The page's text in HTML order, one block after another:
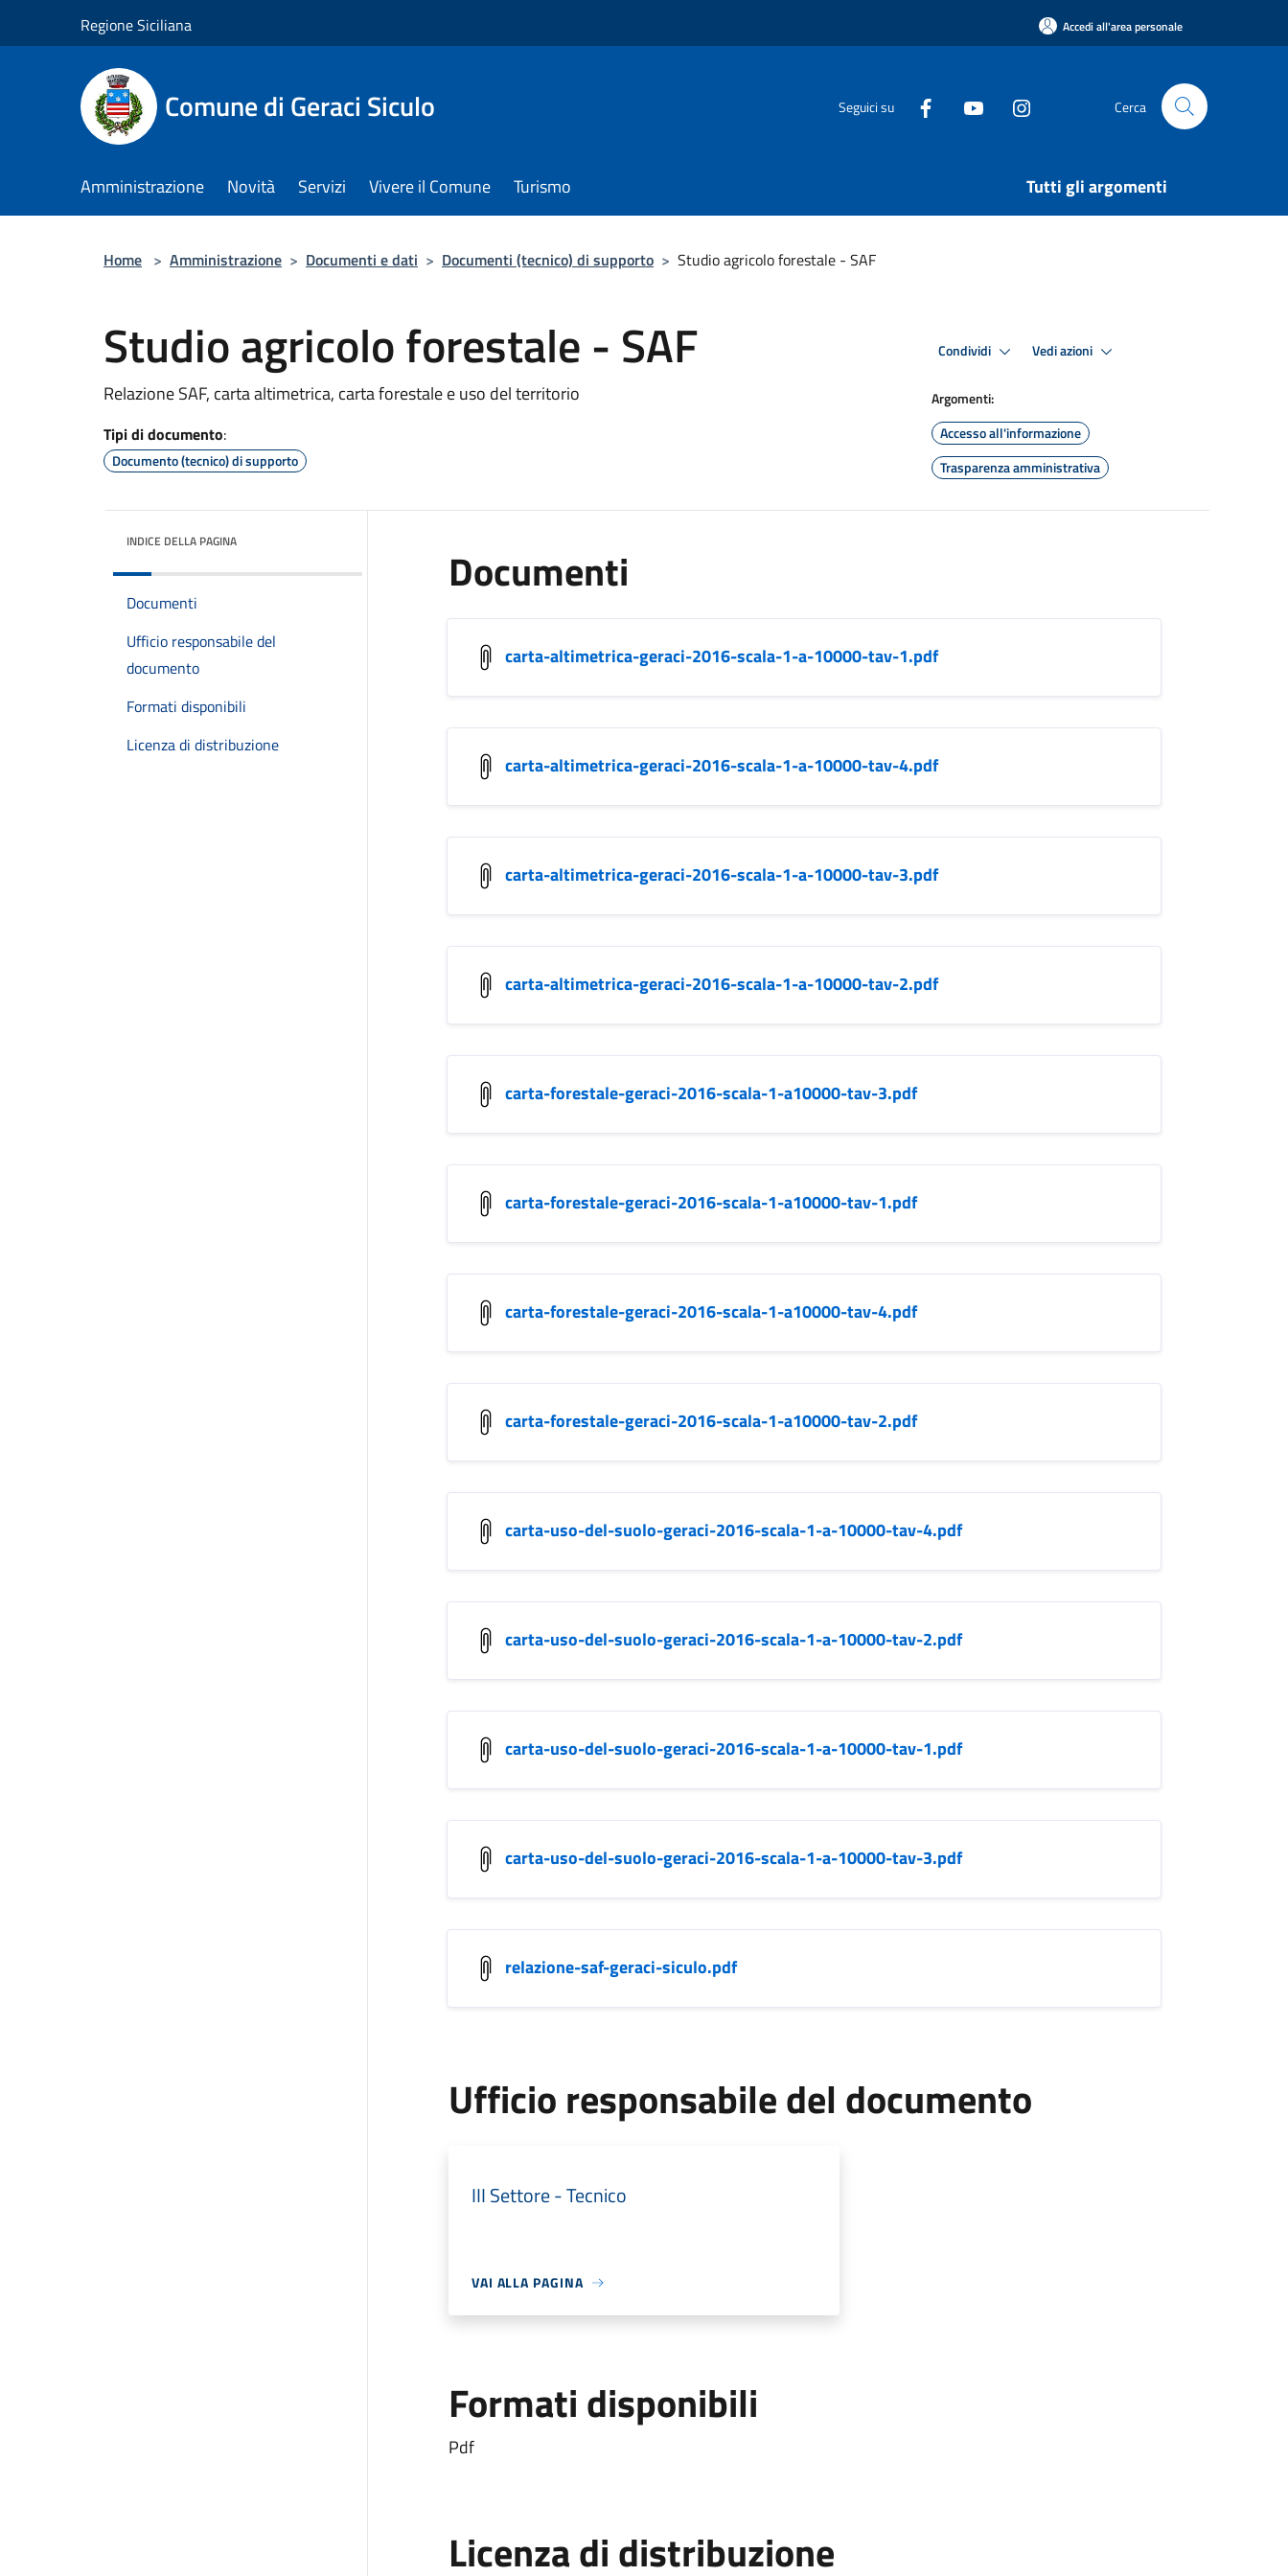
Regione Siciliana Accedi all'area personale
Comune di Geraci Siculo Seguici su Cerca
Amministrazione Novità Servizi Vivere il Comune Turismo Tutti gli argomenti
Home > Amministrazione > Documenti e dati > Documenti (tecnico) di supporto > Studio agricolo forestale - SAF
Studio agricolo forestale - SAF
Relazione SAF, carta altimetrica, carta forestale e uso del territorio
Tipi di documento:
Documento (tecnico) di supporto
Condividi Vedi azioni
Argomenti:
Accesso all'informazione
Trasparenza amministrativa
INDICE DELLA PAGINA
Documenti
Ufficio responsabile del
documento
Formati disponibili
Licenza di distribuzione
Documenti
carta-altimetrica-geraci-2016-scala-1-a-10000-tav-1.pdf
carta-altimetrica-geraci-2016-scala-1-a-10000-tav-4.pdf
carta-altimetrica-geraci-2016-scala-1-a-10000-tav-3.pdf
carta-altimetrica-geraci-2016-scala-1-a-10000-tav-2.pdf
carta-forestale-geraci-2016-scala-1-a10000-tav-3.pdf
carta-forestale-geraci-2016-scala-1-a10000-tav-1.pdf
carta-forestale-geraci-2016-scala-1-a10000-tav-4.pdf
carta-forestale-geraci-2016-scala-1-a10000-tav-2.pdf
carta-uso-del-suolo-geraci-2016-scala-1-a-10000-tav-4.pdf
carta-uso-del-suolo-geraci-2016-scala-1-a-10000-tav-2.pdf
carta-uso-del-suolo-geraci-2016-scala-1-a-10000-tav-1.pdf
carta-uso-del-suolo-geraci-2016-scala-1-a-10000-tav-3.pdf
relazione-saf-geraci-siculo.pdf
Ufficio responsabile del documento
III Settore - Tecnico
VAI ALLA PAGINA
Formati disponibili
Pdf
Licenza di distribuzione